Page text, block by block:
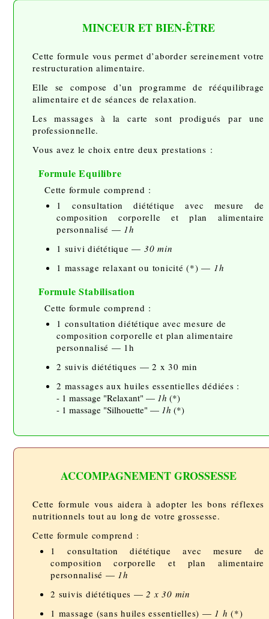
MINCEUR ET BIEN-ÊTRE
Cette formule vous permet d’aborder sereinement votre
restructuration alimentaire.
Elle se compose d’un programme de rééquilibrage
alimentaire et de séances de relaxation.
Les massages à la carte sont prodigués par une
professionnelle.
Vous avez le choix entre deux prestations :
Formule Equilibre
Cette formule comprend :
1 consultation diététique avec mesure de
composition corporelle et plan alimentaire
personnalisé — 1h
1 suivi diététique — 30 min
1 massage relaxant ou tonicité (*) — 1h
Formule Stabilisation
Cette formule comprend :
1 consultation diététique avec mesure de
composition corporelle et plan alimentaire
personnalisé — 1h
2 suivis diététiques — 2 x 30 min
2 massages aux huiles essentielles dédiées :
- 1 massage "Relaxant" — 1h (*)
- 1 massage "Silhouette" — 1h (*)
ACCOMPAGNEMENT GROSSESSE
Cette formule vous aidera à adopter les bons réflexes
nutritionnels tout au long de votre grossesse.
Cette formule comprend :
1 consultation diététique avec mesure de
composition corporelle et plan alimentaire
personnalisé — 1h
2 suivis diététiques —2 x 30 min
1 massage (sans huiles essentielles) — 1 h (*)